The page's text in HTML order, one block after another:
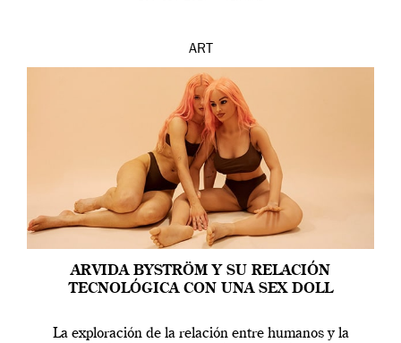
ART
ARVIDA BYSTRÖM Y SU RELACIÓN
TECNOLÓGICA CON UNA SEX DOLL
La exploración de la relación entre humanos y la